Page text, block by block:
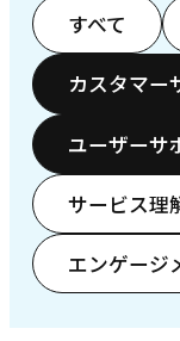
すべて
カスタマー
ユーザーサ
サービス理
エンゲージ